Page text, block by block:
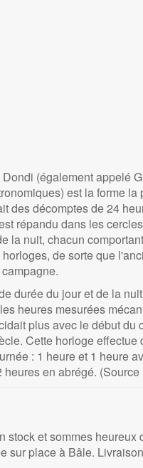
(également appelé
est la forme la
des décomptes de 24
répandu dans les
la nuit, chacun
de sorte que
durée du jour et de la
heures mesurées
plus avec le début du
Cette horloge effectue
: 1 heure et 1 heure
en abrégé.
stock et sommes heureux
sur place à Bâle.